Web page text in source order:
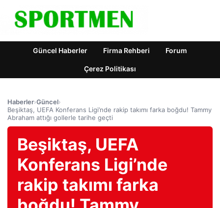
Güncel Haberler Firma Rehberi Forum
Çerez Politikası
Haberler›Güncel›
Beşiktaş, UEFA Konferans Ligi’nde rakip takımı farka boğdu! Tammy
Abraham attığı gollerle tarihe geçti
Beşiktaş, UEFA
Konferans Ligi’nde
rakip takımı farka